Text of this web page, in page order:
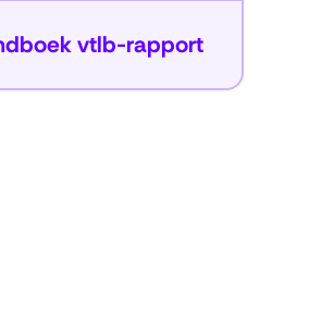
vtlb-rapport